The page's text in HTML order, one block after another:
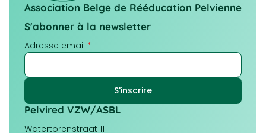
Association Belge de Rééducation Pelvienne
S'abonner à la newsletter
Adresse email *
Pelvired VZW/ASBL
Watertorenstraat 11